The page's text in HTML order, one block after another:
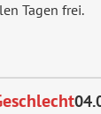
Tagen frei.